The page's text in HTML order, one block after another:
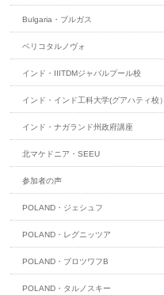
Bulgaria・ブルガス
ベリコタルノヴォ
インド・IIITDMジャバルプール校
インド・インド工科大学(グアハティ校）
インド・ナガランド州政府講座
北マケドニア・SEEU
参加者の声
POLAND・ジェシュフ
POLAND・レグニッツア
POLAND・ブロツワフB
POLAND・タルノスキー